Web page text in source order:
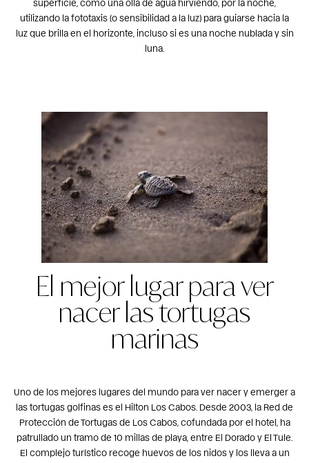
superficie, como una olla de agua hirviendo, por la noche,
utilizando la fototaxis (o sensibilidad a la luz) para guiarse hacia la
luz que brilla en el horizonte, incluso si es una noche nublada y sin
luna.
El mejor lugar para ver
nacer las tortugas
marinas
Uno de los mejores lugares del mundo para ver nacer y emerger a
las tortugas golfinas es el Hilton Los Cabos. Desde 2003, la Red de
Protección de Tortugas de Los Cabos, cofundada por el hotel, ha
patrullado un tramo de 10 millas de playa, entre El Dorado y El Tule.
El complejo turístico recoge huevos de los nidos y los lleva a un